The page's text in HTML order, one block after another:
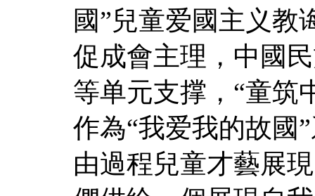
國”兒童爱國主义教
促成會主理，中國
等单元支撑，“童筑
作為“我爱我的故國
由過程兒童才藝展